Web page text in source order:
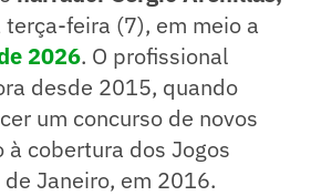
terça-feira (7), em meio a
2026. O profissional
desde 2015, quando
um concurso de novos
cobertura dos Jogos
Janeiro, em 2016.